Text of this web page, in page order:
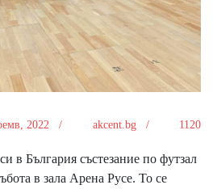
2022 / akcent.bg / 1120
в България състезание по футзал
в зала Арена Русе. То се